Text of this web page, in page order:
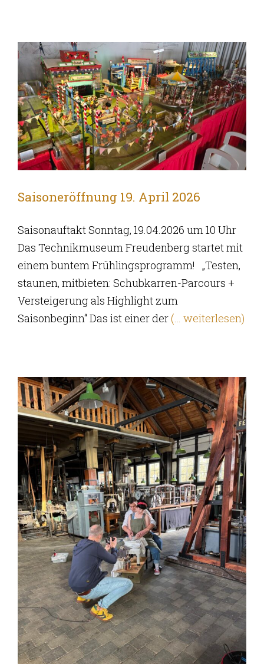
Saisoneröffnung 19. April 2026
Saisonauftakt Sonntag, 19.04.2026 um 10 Uhr
Das Technikmuseum Freudenberg startet mit
einem buntem Frühlingsprogramm! „Testen,
staunen, mitbieten: Schubkarren-Parcours +
Versteigerung als Highlight zum
Saisonbeginn“ Das ist einer der(… weiterlesen)